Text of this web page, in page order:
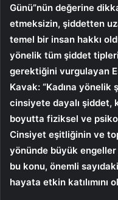
Günü”nün değerine
etmeksizin, şiddetten
temel bir insan hakkı
yönelik tüm şiddet
gerektiğini vurgulayan
Kavak: “Kadına
cinsiyete dayalı şiddet,
boyutta fiziksel ve
Cinsiyet eşitliğinin ve
yönünde büyük
bu konu, önemli
hayata etkin katılımını